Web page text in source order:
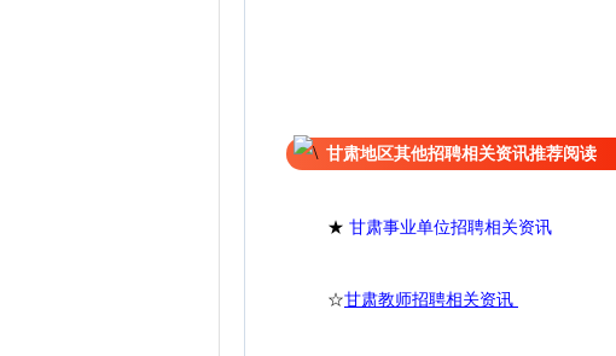
甘肃地区其他招聘相关资讯推荐阅读
★ 甘肃事业单位招聘相关资讯
☆甘肃教师招聘相关资讯